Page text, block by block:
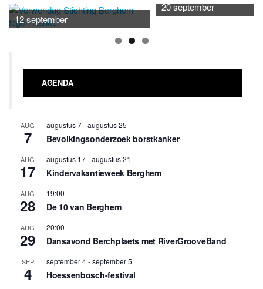
12 september
20 september
AGENDA
AUG
7
augustus 7-augustus 25
Bevolkingsonderzoek borstkanker
AUG
17
augustus 17-augustus 21
Kindervakantieweek Berghem
AUG
28
19:00
De 10 van Berghem
AUG
29
20:00
Dansavond Berchplaets met RiverGrooveBand
SEP
4
september 4-september 5
Hoessenbosch-festival